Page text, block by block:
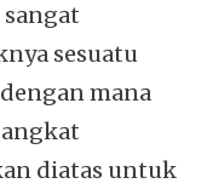
sesuatu
mana
diatas untuk